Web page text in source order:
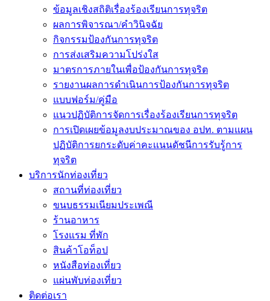
ข้อมูลเชิงสถิติเรื่องร้องเรียนการทุจริต
ผลการพิจารณา/คำวินิจฉัย
กิจกรรมป้องกันการทุจริต
การส่งเสริมความโปร่งใส
มาตรการภายในเพื่อป้องกันการทุจริต
รายงานผลการดำเนินการป้องกันการทุจริต
แบบฟอร์ม/คู่มือ
แนวปฏิบัติการจัดการเรื่องร้องเรียนการทุจริต
การเปิดเผยข้อมูลงบประมาณของ อปท. ตามแผน
ปฏิบัติการยกระดับค่าคะเเนนดัชนีการรับรู้การ
ทุจริต
บริการนักท่องเที่ยว
สถานที่ท่องเที่ยว
ขนบธรรมเนียมประเพณี
ร้านอาหาร
โรงแรม ที่พัก
สินค้าโอท็อป
หนังสือท่องเที่ยว
แผ่นพับท่องเที่ยว
ติดต่อเรา